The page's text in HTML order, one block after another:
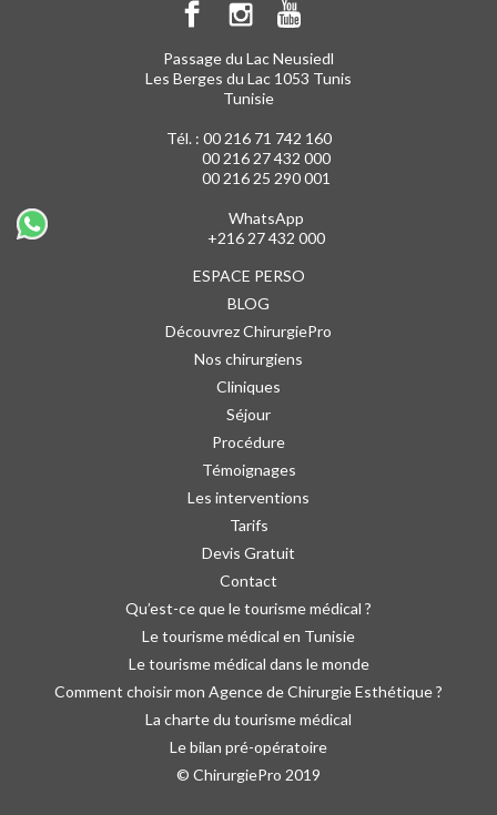
Passage du Lac Neusiedl
Les Berges du Lac 1053 Tunis
Tunisie
Tél. : 00 216 71 742 160
00 216 27 432 000
00 216 25 290 001
WhatsApp
+216 27 432 000
ESPACE PERSO
BLOG
Découvrez ChirurgiePro
Nos chirurgiens
Cliniques
Séjour
Procédure
Témoignages
Les interventions
Tarifs
Devis Gratuit
Contact
Qu’est-ce que le tourisme médical ?
Le tourisme médical en Tunisie
Le tourisme médical dans le monde
Comment choisir mon Agence de Chirurgie Esthétique ?
La charte du tourisme médical
Le bilan pré-opératoire
© ChirurgiePro 2019